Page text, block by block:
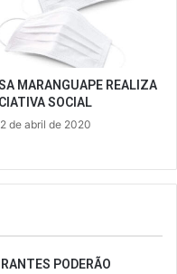
MARANGUAPE REALIZA
SOCIAL
de abril de 2020
PODERÃO